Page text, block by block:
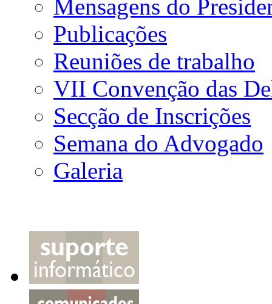
Mensagens do
Publicações
Reuniões de trabalho
VII Convenção das
Secção de Inscrições
Semana do Advogado
Galeria